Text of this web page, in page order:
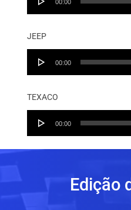
00:00
JEEP
Audio
00:00
TEXACO
Audio
00:00
Edição